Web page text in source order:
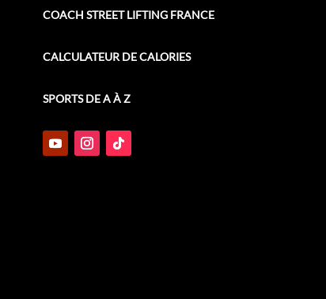
COACH STREET LIFTING FRANCE
CALCULATEUR DE CALORIES
SPORTS DE A À Z